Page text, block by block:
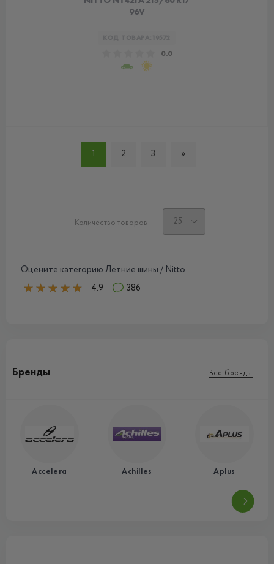
96V
0.0
1 2 3 »
Количество товаров
Оцените категорию Летние шины / Nitto
4.9
386
Бренды Все бренды
Accelera Achilles Aplus